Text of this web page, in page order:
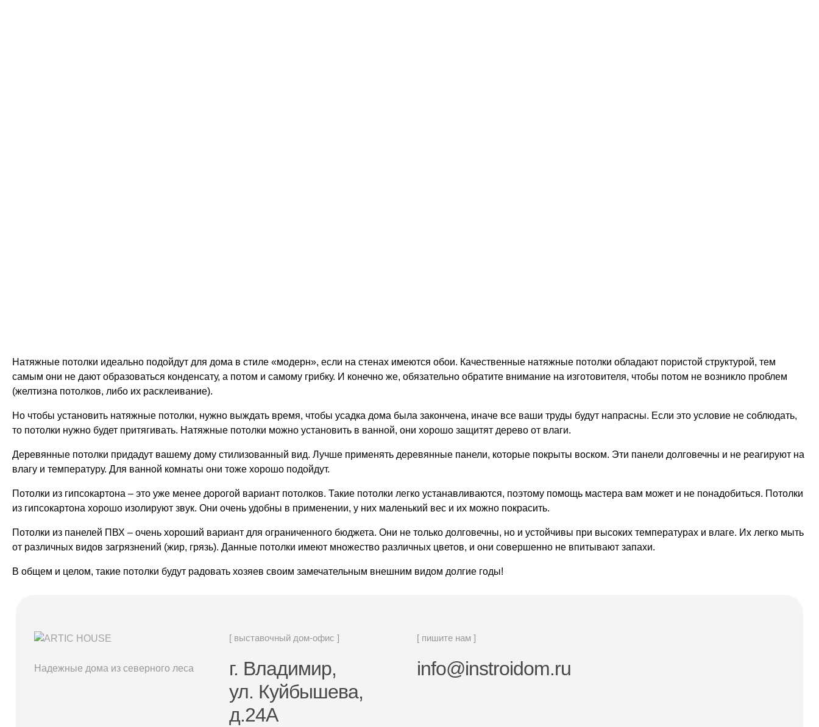
Натяжные потолки идеально подойдут для дома в стиле «модерн», если на стенах имеются обои. Качественные натяжные потолки обладают пористой структурой, тем
самым они не дают образоваться конденсату, а потом и самому грибку. И конечно же, обязательно обратите внимание на изготовителя, чтобы потом не возникло проблем
(желтизна потолков, либо их расклеивание).
Но чтобы установить натяжные потолки, нужно выждать время, чтобы усадка дома была закончена, иначе все ваши труды будут напрасны. Если это условие не соблюдать,
то потолки нужно будет притягивать. Натяжные потолки можно установить в ванной, они хорошо защитят дерево от влаги.
Деревянные потолки придадут вашему дому стилизованный вид. Лучше применять деревянные панели, которые покрыты воском. Эти панели долговечны и не реагируют на
влагу и температуру. Для ванной комнаты они тоже хорошо подойдут.
Потолки из гипсокартона – это уже менее дорогой вариант потолков. Такие потолки легко устанавливаются, поэтому помощь мастера вам может и не понадобиться. Потолки
из гипсокартона хорошо изолируют звук. Они очень удобны в применении, у них маленький вес и их можно покрасить.
Потолки из панелей ПВХ – очень хороший вариант для ограниченного бюджета. Они не только долговечны, но и устойчивы при высоких температурах и влаге. Их легко мыть
от различных видов загрязнений (жир, грязь). Данные потолки имеют множество различных цветов, и они совершенно не впитывают запахи.
В общем и целом, такие потолки будут радовать хозяев своим замечательным внешним видом долгие годы!
Надежные дома из северного леса
[ выставочный дом-офис ]
г. Владимир,
ул. Куйбышева,
д.24А
[ пишите нам ]
info@instroidom.ru